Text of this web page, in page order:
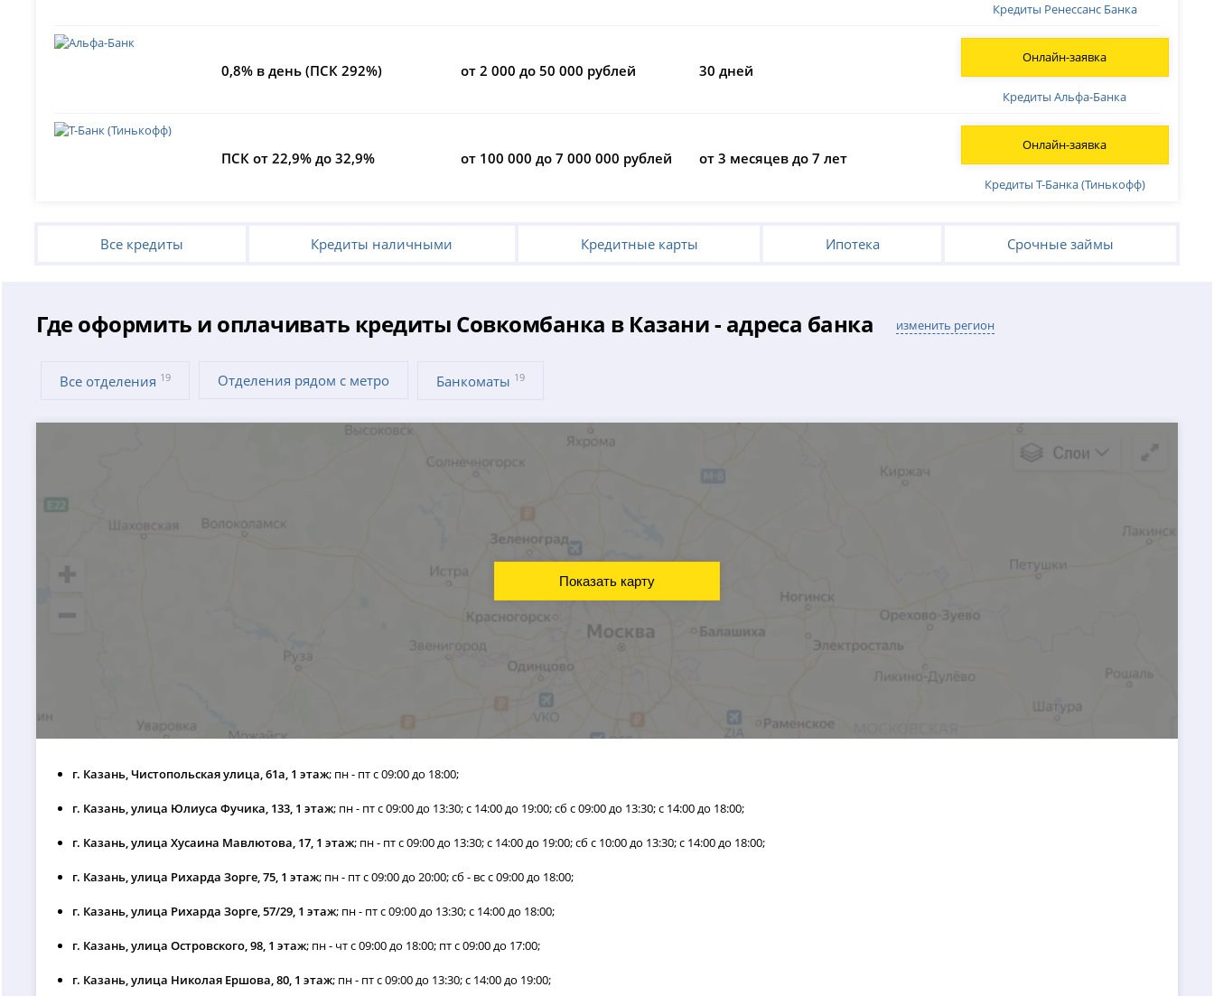
Кредиты Ренессанс Банка
0,8% в день (ПСК 292%) от 2 000 до 50 000 рублей 30 дней
Онлайн-заявка
Кредиты Альфа-Банка
ПСК от 22,9% до 32,9% от 100 000 до 7 000 000 рублей от 3 месяцев до 7 лет
Онлайн-заявка
Кредиты Т-Банка (Тинькофф)
Все кредиты Кредиты наличными Кредитные карты Ипотека Срочные займы
Где оформить и оплачивать кредиты Совкомбанка в Казани - адреса банка изменить регион
Все отделения 19 Отделения рядом с метро Банкоматы 19
г. Казань, Чистопольская улица, 61а, 1 этаж; пн - пт с 09:00 до 18:00;
г. Казань, улица Юлиуса Фучика, 133, 1 этаж; пн - пт с 09:00 до 13:30; с 14:00 до 19:00; сб с 09:00 до 13:30; с 14:00 до 18:00;
г. Казань, улица Хусаина Мавлютова, 17, 1 этаж; пн - пт с 09:00 до 13:30; с 14:00 до 19:00; сб с 10:00 до 13:30; с 14:00 до 18:00;
г. Казань, улица Рихарда Зорге, 75, 1 этаж; пн - пт с 09:00 до 20:00; сб - вс с 09:00 до 18:00;
г. Казань, улица Рихарда Зорге, 57/29, 1 этаж; пн - пт с 09:00 до 13:30; с 14:00 до 18:00;
г. Казань, улица Островского, 98, 1 этаж; пн - чт с 09:00 до 18:00; пт с 09:00 до 17:00;
г. Казань, улица Николая Ершова, 80, 1 этаж; пн - пт с 09:00 до 13:30; с 14:00 до 19:00;
Показать карту